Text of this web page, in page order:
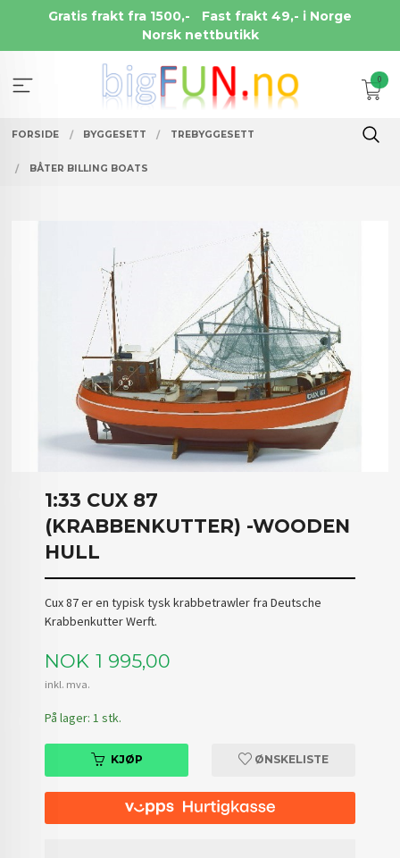
Gratis frakt fra 1500,-
Fast frakt 49,- i Norge
Norsk nettbutikk
0
FORSIDE BYGGESETT TREBYGGESETT
BÅTER BILLING BOATS
1:33 CUX 87
(KRABBENKUTTER) -WOODEN
HULL
Cux 87 er en typisk tysk krabbetrawler fra Deutsche
Krabbenkutter Werft.
Pris
NOK 1 995,00
inkl. mva.
På lager: 1 stk.
KJØP ØNSKELISTE